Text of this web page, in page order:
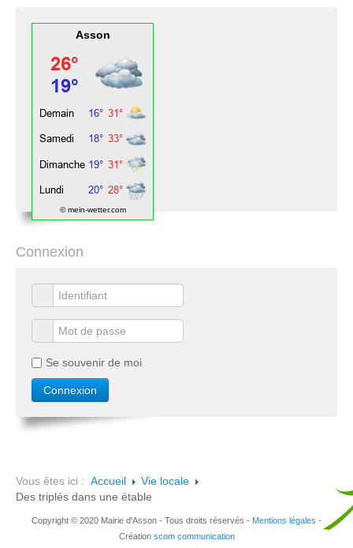
Asson
© mein-wetter.com
Connexion
Se souvenir de moi
Vous êtes ici : Accueil
Vie locale
Des triplés dans une étable
Copyright © 2020 Mairie d'Asson - Tous droits réservés - Mentions légales -
Création scom communication